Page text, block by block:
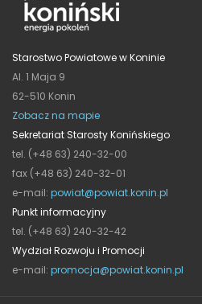
Starostwo Powiatowe w Koninie
Al. 1 Maja 9
62-510 Konin
Zobacz na mapie
Sekretariat Starosty Konińskiego
tel. (+48 63) 240-32-00
fax (+48 63) 240-32-01
e-mail: powiat@powiat.konin.pl
Punkt informacyjny
tel. (+48 63) 240-32-42
Wydział Rozwoju i Promocji
e-mail: promocja@powiat.konin.pl